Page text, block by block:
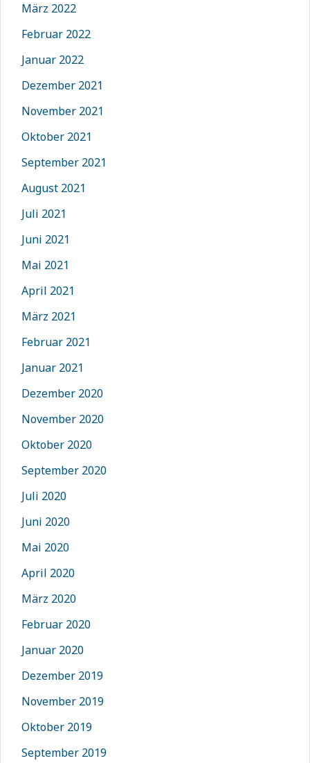
März 2022
Februar 2022
Januar 2022
Dezember 2021
November 2021
Oktober 2021
September 2021
August 2021
Juli 2021
Juni 2021
Mai 2021
April 2021
März 2021
Februar 2021
Januar 2021
Dezember 2020
November 2020
Oktober 2020
September 2020
Juli 2020
Juni 2020
Mai 2020
April 2020
März 2020
Februar 2020
Januar 2020
Dezember 2019
November 2019
Oktober 2019
September 2019